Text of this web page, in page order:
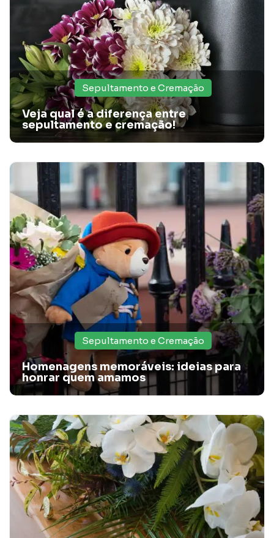
Custos invisíveis do sepultamento tradicional:
No artigo, a Santa Casa Card te conta sobre os custos
invisíveis do sepultamento tradicional. Confira!
Sepultamento e Cremação
Veja qual é a diferença entre
sepultamento e cremação!
Veja qual é a diferença entre sepultamento e
Sabe qual é a diferença entre sepultamento e cremação? A
Santa Casa Card explica. Veja!
Sepultamento e Cremação
Homenagens memoráveis: ideias para
honrar quem amamos